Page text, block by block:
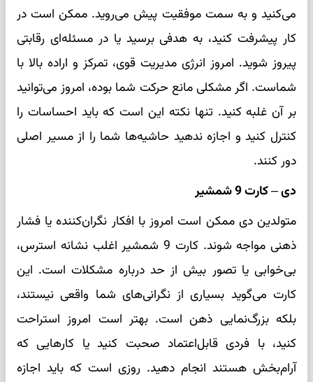
می‌کنید و به سمت موفقیت پیش می‌روید. ممکن است در
کار پیشرفت کنید، به هدفی برسید یا در مسئله‌ای رقابتی
پیروز شوید. امروز انرژی مدیریت قوی، تمرکز و اراده بالا با
شماست. اگر مشکلی مانع حرکت شما بوده، امروز می‌توانید
بر آن غلبه کنید. تنها نکته این است که باید احساسات را
کنترل کنید و اجازه ندهید حاشیه‌ها شما را از مسیر اصلی
دور کنند.
دی – کارت 9 شمشیر
متولدین دی ممکن است امروز با افکار نگران‌کننده یا فشار
ذهنی مواجه شوند. کارت 9 شمشیر اغلب نشانه استرس،
بی‌خوابی یا تصور بیش از حد درباره مشکلات است. این
کارت می‌گوید بسیاری از نگرانی‌های شما واقعی نیستند،
بلکه بزرگ‌نمایی ذهن است. بهتر است امروز استراحت
کنید، با فردی قابل‌اعتماد صحبت کنید یا کارهایی که
آرام‌بخش هستند انجام دهید. روزی است که باید اجازه